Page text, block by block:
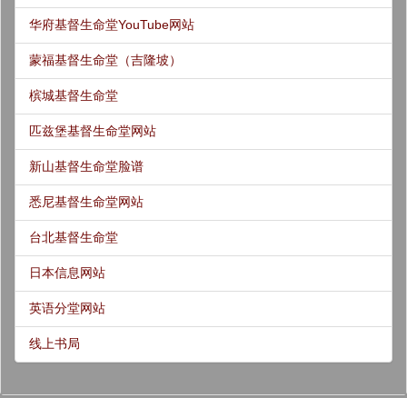
华府基督生命堂YouTube网站
蒙福基督生命堂（吉隆坡）
槟城基督生命堂
匹兹堡基督生命堂网站
新山基督生命堂脸谱
悉尼基督生命堂网站
台北基督生命堂
日本信息网站
英语分堂网站
线上书局